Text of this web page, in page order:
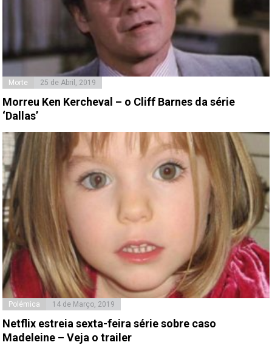
Morte 25 de Abril, 2019
Morreu Ken Kercheval – o Cliff Barnes da série
‘Dallas’
Polémica 14 de Março, 2019
Netflix estreia sexta-feira série sobre caso
Madeleine – Veja o trailer